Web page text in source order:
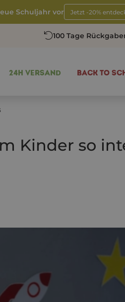
Schuljahr vor Jetzt -20%
100 Tage
24H VERSAND BACK TO
Kinder so